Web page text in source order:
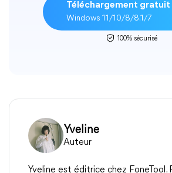
Téléchargement gratuit
Windows 11/10/8/8.1/7
100% sécurisé
Yveline
Auteur
Yveline est éditrice chez FoneTool.